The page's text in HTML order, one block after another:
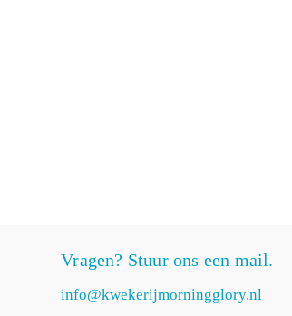
Vragen? Stuur ons een mail.
info@kwekerijmorningglory.nl